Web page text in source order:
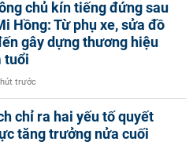
chủ kín tiếng đứng sau
Hồng: Từ phụ xe, sửa đồ
gây dựng thương hiệu
tuổi
trước
chỉ ra hai yếu tố quyết
tăng trưởng nửa cuối